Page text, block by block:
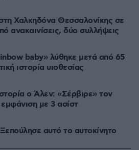
Χαλκηδόνα Θεσσαλονίκης σε
ανακαινίσεις, δύο συλλήψεις
baby» λύθηκε μετά από 65
ιστορία υιοθεσίας
ο Άλεν: «Σέρβιρε» τον
με 3 ασίστ
αυτό το αυτοκίνητο